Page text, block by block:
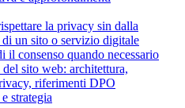
la privacy sin dalla
di un sito o servizio digitale
il consenso quando necessario
sito web: architettura,
riferimenti DPO
strategia